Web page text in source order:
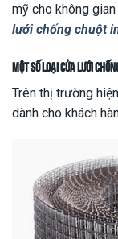
mỹ cho không
lưới chống chuột
Một số loại cửa lưới
Trên thị trường
dành cho khách